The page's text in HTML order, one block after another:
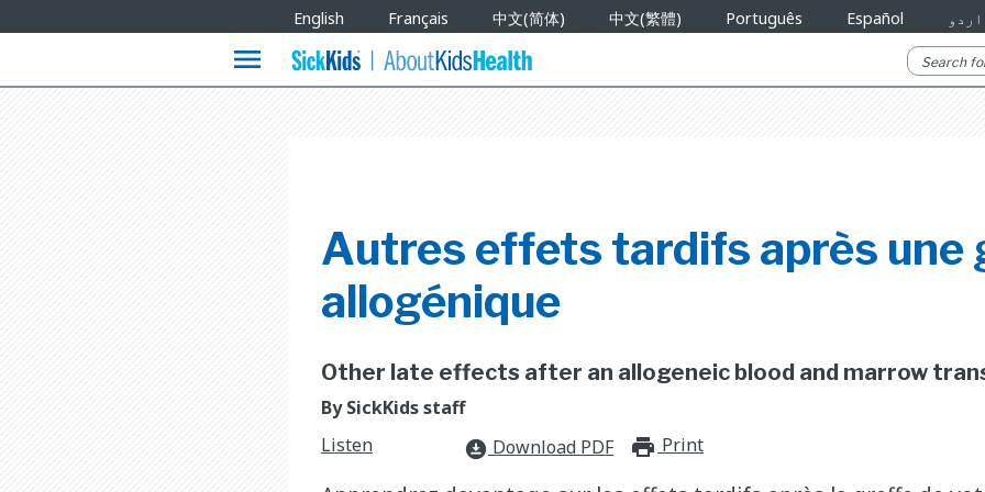
Languages
English Français 中文(简体) 中文(繁體) Português Español اردو
menu
Autres effets tardifs après une
allogénique
Other late effects after an allogeneic blood and marrow
By SickKids staff
Listen
download_for_offline Download PDF print_for_offline
Print